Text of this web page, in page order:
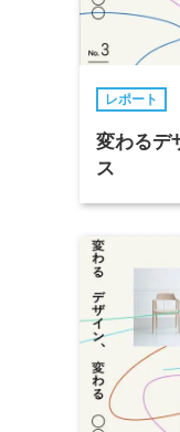
レポート
変わるデ
ス